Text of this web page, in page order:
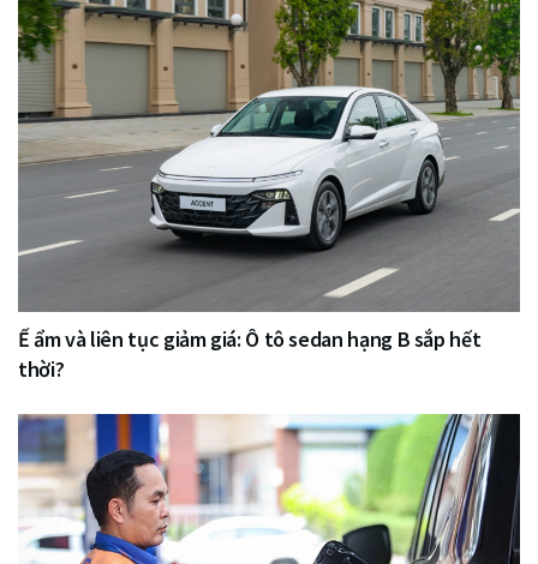
Ế ẩm và liên tục giảm giá: Ô tô sedan hạng B sắp hết
thời?